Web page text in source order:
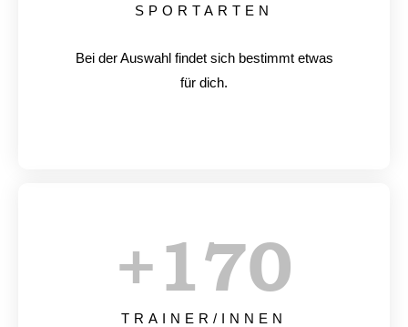
SPORTARTEN
Bei der Auswahl findet sich bestimmt etwas
für dich.
TRAINER/INNEN
+170